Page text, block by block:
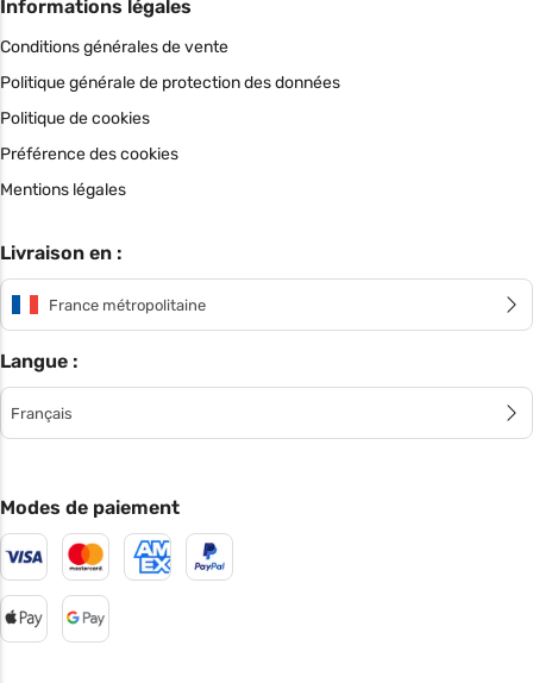
Informations légales
Conditions générales de vente
Politique générale de protection des données
Politique de cookies
Préférence des cookies
Mentions légales
Livraison en :
France métropolitaine
Langue :
Français
Modes de paiement